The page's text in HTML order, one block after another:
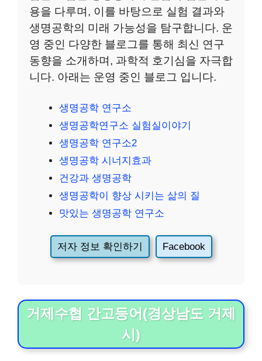
용을 다루며, 이를 바탕으로 실험 결과와
생명공학의 미래 가능성을 탐구합니다. 운
영 중인 다양한 블로그를 통해 최신 연구
동향을 소개하며, 과학적 호기심을 자극합
니다. 아래는 운영 중인 블로그 입니다.
생명공학 연구소
생명공학연구소 실험실이야기
생명공학 연구소2
생명공학 시너지효과
건강과 생명공학
생명공학이 향상 시키는 삶의 질
맛있는 생명공학 연구소
저자 정보 확인하기 Facebook
거제수협 간고등어(경상남도 거제
시)